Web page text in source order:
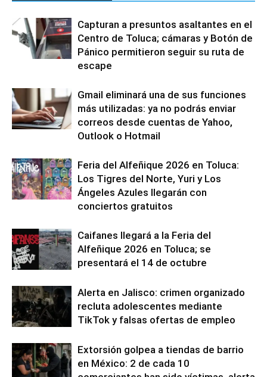
Capturan a presuntos asaltantes en el
Centro de Toluca; cámaras y Botón de
Pánico permitieron seguir su ruta de
escape
Gmail eliminará una de sus funciones
más utilizadas: ya no podrás enviar
correos desde cuentas de Yahoo,
Outlook o Hotmail
Feria del Alfeñique 2026 en Toluca:
Los Tigres del Norte, Yuri y Los
Ángeles Azules llegarán con
conciertos gratuitos
Caifanes llegará a la Feria del
Alfeñique 2026 en Toluca; se
presentará el 14 de octubre
Alerta en Jalisco: crimen organizado
recluta adolescentes mediante
TikTok y falsas ofertas de empleo
Extorsión golpea a tiendas de barrio
en México: 2 de cada 10